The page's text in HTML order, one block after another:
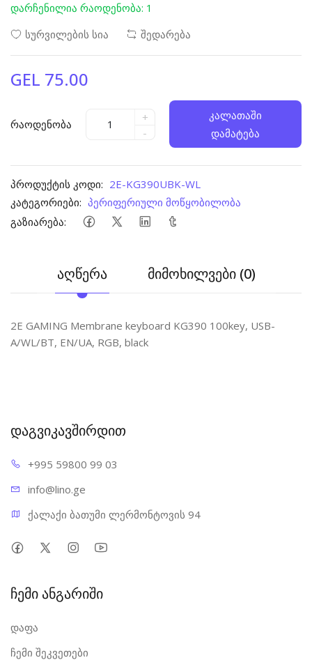
დარჩენილია რაოდენობა: 1
სურვილების სია
შედარება
GEL 75.00
რაოდენობა
+
-
კალათაში
დამატება
პროდუქტის კოდი: 2E-KG390UBK-WL
კატეგორიები: პერიფერიული მოწყობილობა
გაზიარება:
აღწერა მიმოხილვები (0)
2E GAMING Membrane keyboard KG390 100key, USB-
A/WL/BT, EN/UA, RGB, black
დაგვიკავშირდით
+995 59800 99 03
info@lino.ge
ქალაქი ბათუმი ლერმონტოვის 94
ჩემი ანგარიში
დაფა
ჩემი შეკვეთები